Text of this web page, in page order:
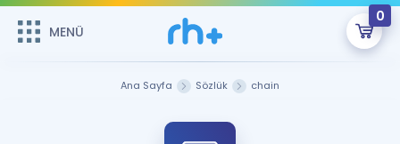
MENÜ
0
Sepetin Şu An Boş.
MENÜ
Ana Sayfa Sözlük chain